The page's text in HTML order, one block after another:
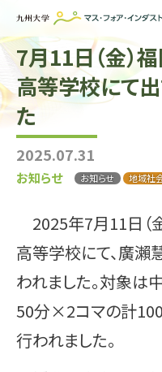
ホーム
IMIについて
組織・所員
研究活動
出版物一覧
7月11日（金）
高等学校にて
た
2025.07.31
お知らせ お知らせ 地域社
2025年7月11日（
高等学校にて、廣
われました。対象は
50分×2コマの計
行われました。